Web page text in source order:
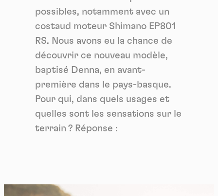
possibles, notamment avec un
costaud moteur Shimano EP801
RS. Nous avons eu la chance de
découvrir ce nouveau modèle,
baptisé Denna, en avant-
première dans le pays-basque.
Pour qui, dans quels usages et
quelles sont les sensations sur le
terrain ? Réponse :